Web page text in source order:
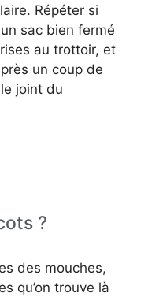
Répéter si
sac bien fermé
au trottoir, et
un coup de
joint du
?
des mouches,
qu’on trouve là